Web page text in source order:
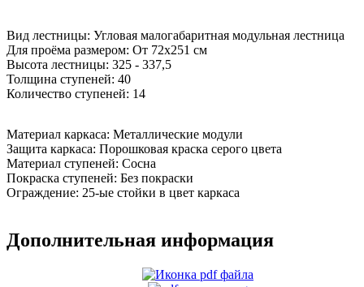
Вид лестницы: Угловая малогабаритная модульная лестница
Для проёма размером: От 72х251 см
Высота лестницы: 325 - 337,5
Толщина ступеней: 40
Количество ступеней: 14
Материал каркаса: Металлические модули
Защита каркаса: Порошковая краска серого цвета
Материал ступеней: Сосна
Покраска ступеней: Без покраски
Ограждение: 25-ые стойки в цвет каркаса
Дополнительная информация